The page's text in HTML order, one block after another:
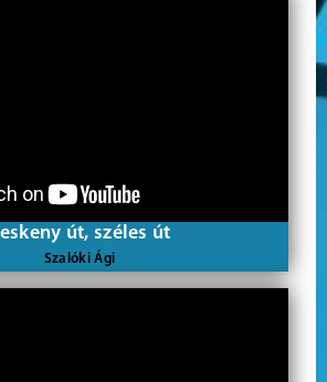
út, széles út
Szalóki Ági